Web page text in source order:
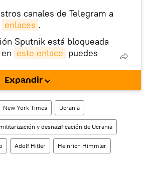
canales de Telegram a
enlaces .
Sputnik está bloqueada
este enlace puedes
Android!).
una cuenta en la red
Expandir
New York Times Ucrania
y desnazificación de Ucrania
Adolf Hitler Heinrich Himmler